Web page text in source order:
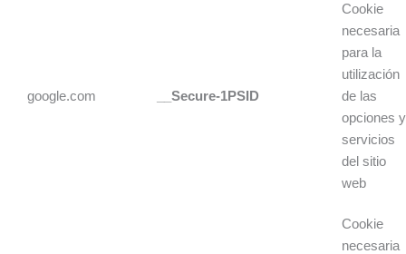
google.com __Secure-1PSID
Cookie
necesaria
para la
utilización
de las
opciones y
servicios
del sitio
web
Cookie
necesaria